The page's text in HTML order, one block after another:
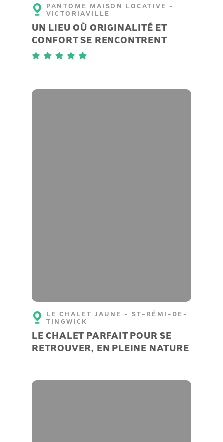
PANTOME MAISON LOCATIVE -
VICTORIAVILLE
UN LIEU OÙ ORIGINALITÉ ET
CONFORT SE RENCONTRENT
LE CHALET JAUNE - ST-RÉMI-DE-
TINGWICK
LE CHALET PARFAIT POUR SE
RETROUVER, EN PLEINE NATURE